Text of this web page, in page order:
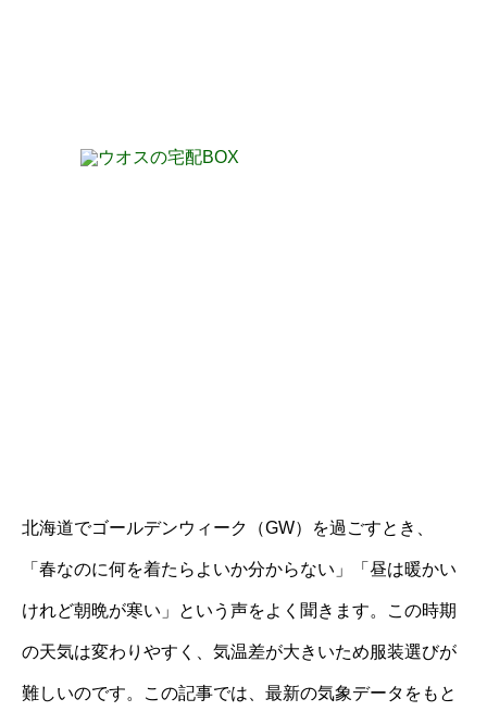
北海道でゴールデンウィーク（GW）を過ごすとき、
「春なのに何を着たらよいか分からない」「昼は暖かい
けれど朝晩が寒い」という声をよく聞きます。この時期
の天気は変わりやすく、気温差が大きいため服装選びが
難しいのです。この記事では、最新の気象データをもと